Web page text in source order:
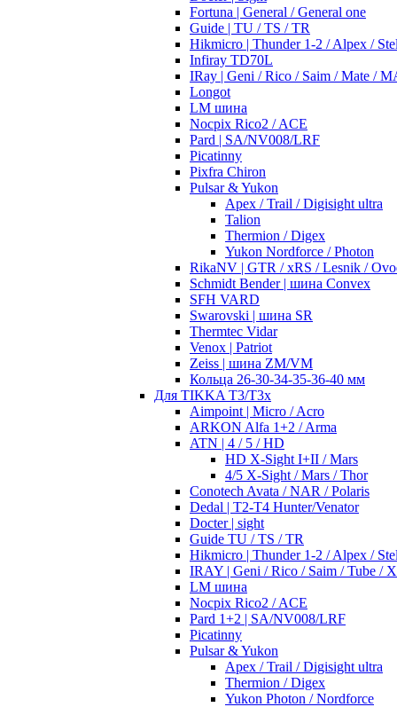
Fortuna | General / General one
Guide | TU / TS / TR
Hikmicro | Thunder 1-2 / Alpex /
Infiray TD70L
IRay | Geni / Rico / Saim / Mate /
Longot
LM шина
Nocpix Rico2 / ACE
Pard | SA/NV008/LRF
Picatinny
Pixfra Chiron
Pulsar & Yukon
Apex / Trail / Digisight ultra
Talion
Thermion / Digex
Yukon Nordforce / Photon
RikaNV | GTR / xRS / Lesnik /
Schmidt Bender | шина Convex
SFH VARD
Swarovski | шина SR
Thermtec Vidar
Venox | Patriot
Zeiss | шина ZM/VM
Кольца 26-30-34-35-36-40 мм
Для TIKKA T3/T3x
Aimpoint | Micro / Acro
ARKON Alfa 1+2 / Arma
ATN | 4 / 5 / HD
HD X-Sight I+II / Mars
4/5 X-Sight / Mars / Thor
Conotech Avata / NAR / Polaris
Dedal | T2-T4 Hunter/Venator
Docter | sight
Guide TU / TS / TR
Hikmicro | Thunder 1-2 / Alpex /
IRAY | Geni / Rico / Saim / Tube /
LM шина
Nocpix Rico2 / ACE
Pard 1+2 | SA/NV008/LRF
Picatinny
Pulsar & Yukon
Apex / Trail / Digisight ultra
Thermion / Digex
Yukon Photon / Nordforce